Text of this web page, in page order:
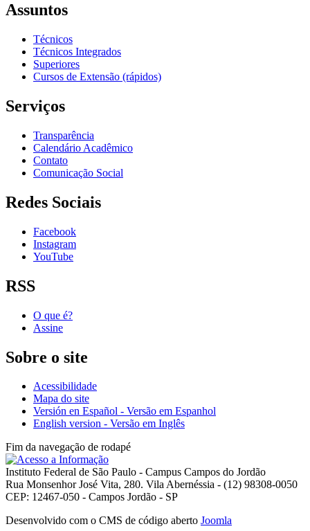
Assuntos
Técnicos
Técnicos Integrados
Superiores
Cursos de Extensão (rápidos)
Serviços
Transparência
Calendário Acadêmico
Contato
Comunicação Social
Redes Sociais
Facebook
Instagram
YouTube
RSS
O que é?
Assine
Sobre o site
Acessibilidade
Mapa do site
Versión en Español - Versão em Espanhol
English version - Versão em Inglês
Fim da navegação de rodapé
Instituto Federal de São Paulo - Campus Campos do Jordão
Rua Monsenhor José Vita, 280. Vila Abernéssia - (12) 98308-0050
CEP: 12467-050 - Campos Jordão - SP
Desenvolvido com o CMS de código aberto Joomla